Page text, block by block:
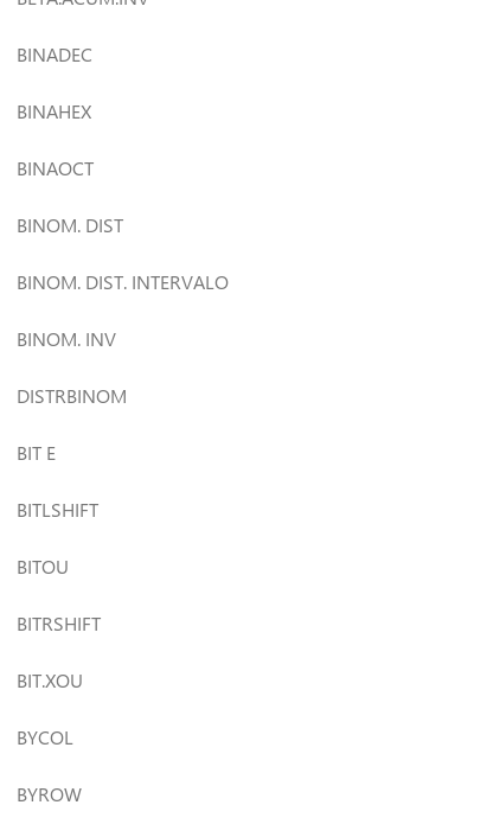
BINADEC
BINAHEX
BINAOCT
BINOM. DIST
BINOM. DIST. INTERVALO
BINOM. INV
DISTRBINOM
BIT E
BITLSHIFT
BITOU
BITRSHIFT
BIT.XOU
BYCOL
BYROW